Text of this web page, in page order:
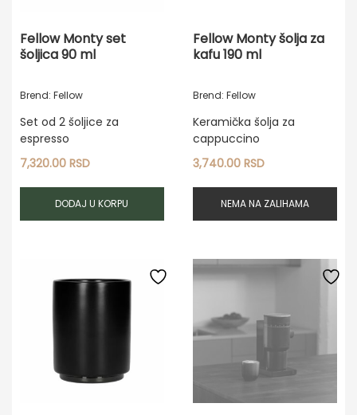
Fellow Monty set
šoljica 90 ml
Brend: Fellow
Set od 2 šoljice za
espresso
7,320.00 RSD
DODAJ U KORPU
Fellow Monty šolja za
kafu 190 ml
Brend: Fellow
Keramička šolja za
cappuccino
3,740.00RSD
NEMA NA ZALIHAMA